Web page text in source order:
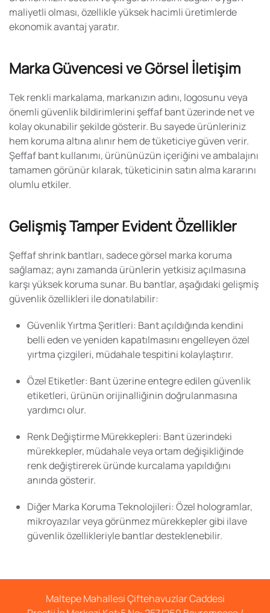
maliyetli olması, özellikle yüksek hacimli üretimlerde
ekonomik avantaj yaratır.
Marka Güvencesi ve Görsel İletişim
Tek renkli markalama, markanızın adını, logosunu veya
önemli güvenlik bildirimlerini şeffaf bant üzerinde net ve
kolay okunabilir şekilde gösterir. Bu sayede ürünleriniz
hem koruma altına alınır hem de tüketiciye güven verir.
Şeffaf bant kullanımı, ürününüzün içeriğini ve ambalajını
tamamen görünür kılarak, tüketicinin satın alma kararını
olumlu etkiler.
Gelişmiş Tamper Evident Özellikler
Şeffaf shrink bantları, sadece görsel marka koruma
sağlamaz; aynı zamanda ürünlerin yetkisiz açılmasına
karşı yüksek koruma sunar. Bu bantlar, aşağıdaki gelişmiş
güvenlik özellikleri ile donatılabilir:
Güvenlik Yırtma Şeritleri: Bant açıldığında kendini
belli eden ve yeniden kapatılmasını engelleyen özel
yırtma çizgileri, müdahale tespitini kolaylaştırır.
Özel Etiketler: Bant üzerine entegre edilen güvenlik
etiketleri, ürünün orijinalliğinin doğrulanmasına
yardımcı olur.
Renk Değiştirme Mürekkepleri: Bant üzerindeki
mürekkepler, müdahale veya ortam değişikliğinde
renk değiştirerek üründe kurcalama yapıldığını
anında gösterir.
Diğer Marka Koruma Teknolojileri: Özel hologramlar,
mikroyazılar veya görünmez mürekkepler gibi ilave
güvenlik özellikleriyle bantlar desteklenebilir.
Maltepe Mahallesi Çiftehavuzlar Caddesi